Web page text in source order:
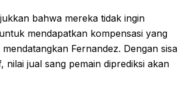
bahwa mereka tidak ingin
mendapatkan kompensasi yang
Fernandez. Dengan sisa
jual sang pemain diprediksi akan